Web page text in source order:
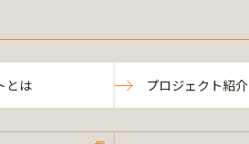
とは プロジェクト紹介